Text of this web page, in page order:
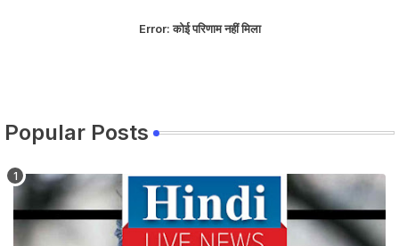
Error:कोई परिणाम नहीं मिला
Popular Posts